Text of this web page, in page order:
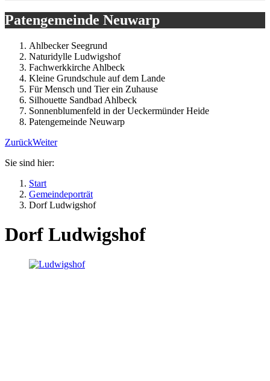
Patengemeinde Neuwarp
Ahlbecker Seegrund
Naturidylle Ludwigshof
Fachwerkkirche Ahlbeck
Kleine Grundschule auf dem Lande
Für Mensch und Tier ein Zuhause
Silhouette Sandbad Ahlbeck
Sonnenblumenfeld in der Ueckermünder Heide
Patengemeinde Neuwarp
ZurückWeiter
Sie sind hier:
Start
Gemeindeporträt
Dorf Ludwigshof
Dorf Ludwigshof